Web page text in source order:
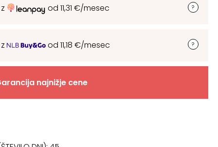
od 11,31 €/mesec
od 11,18 €/mesec
najnižje cene